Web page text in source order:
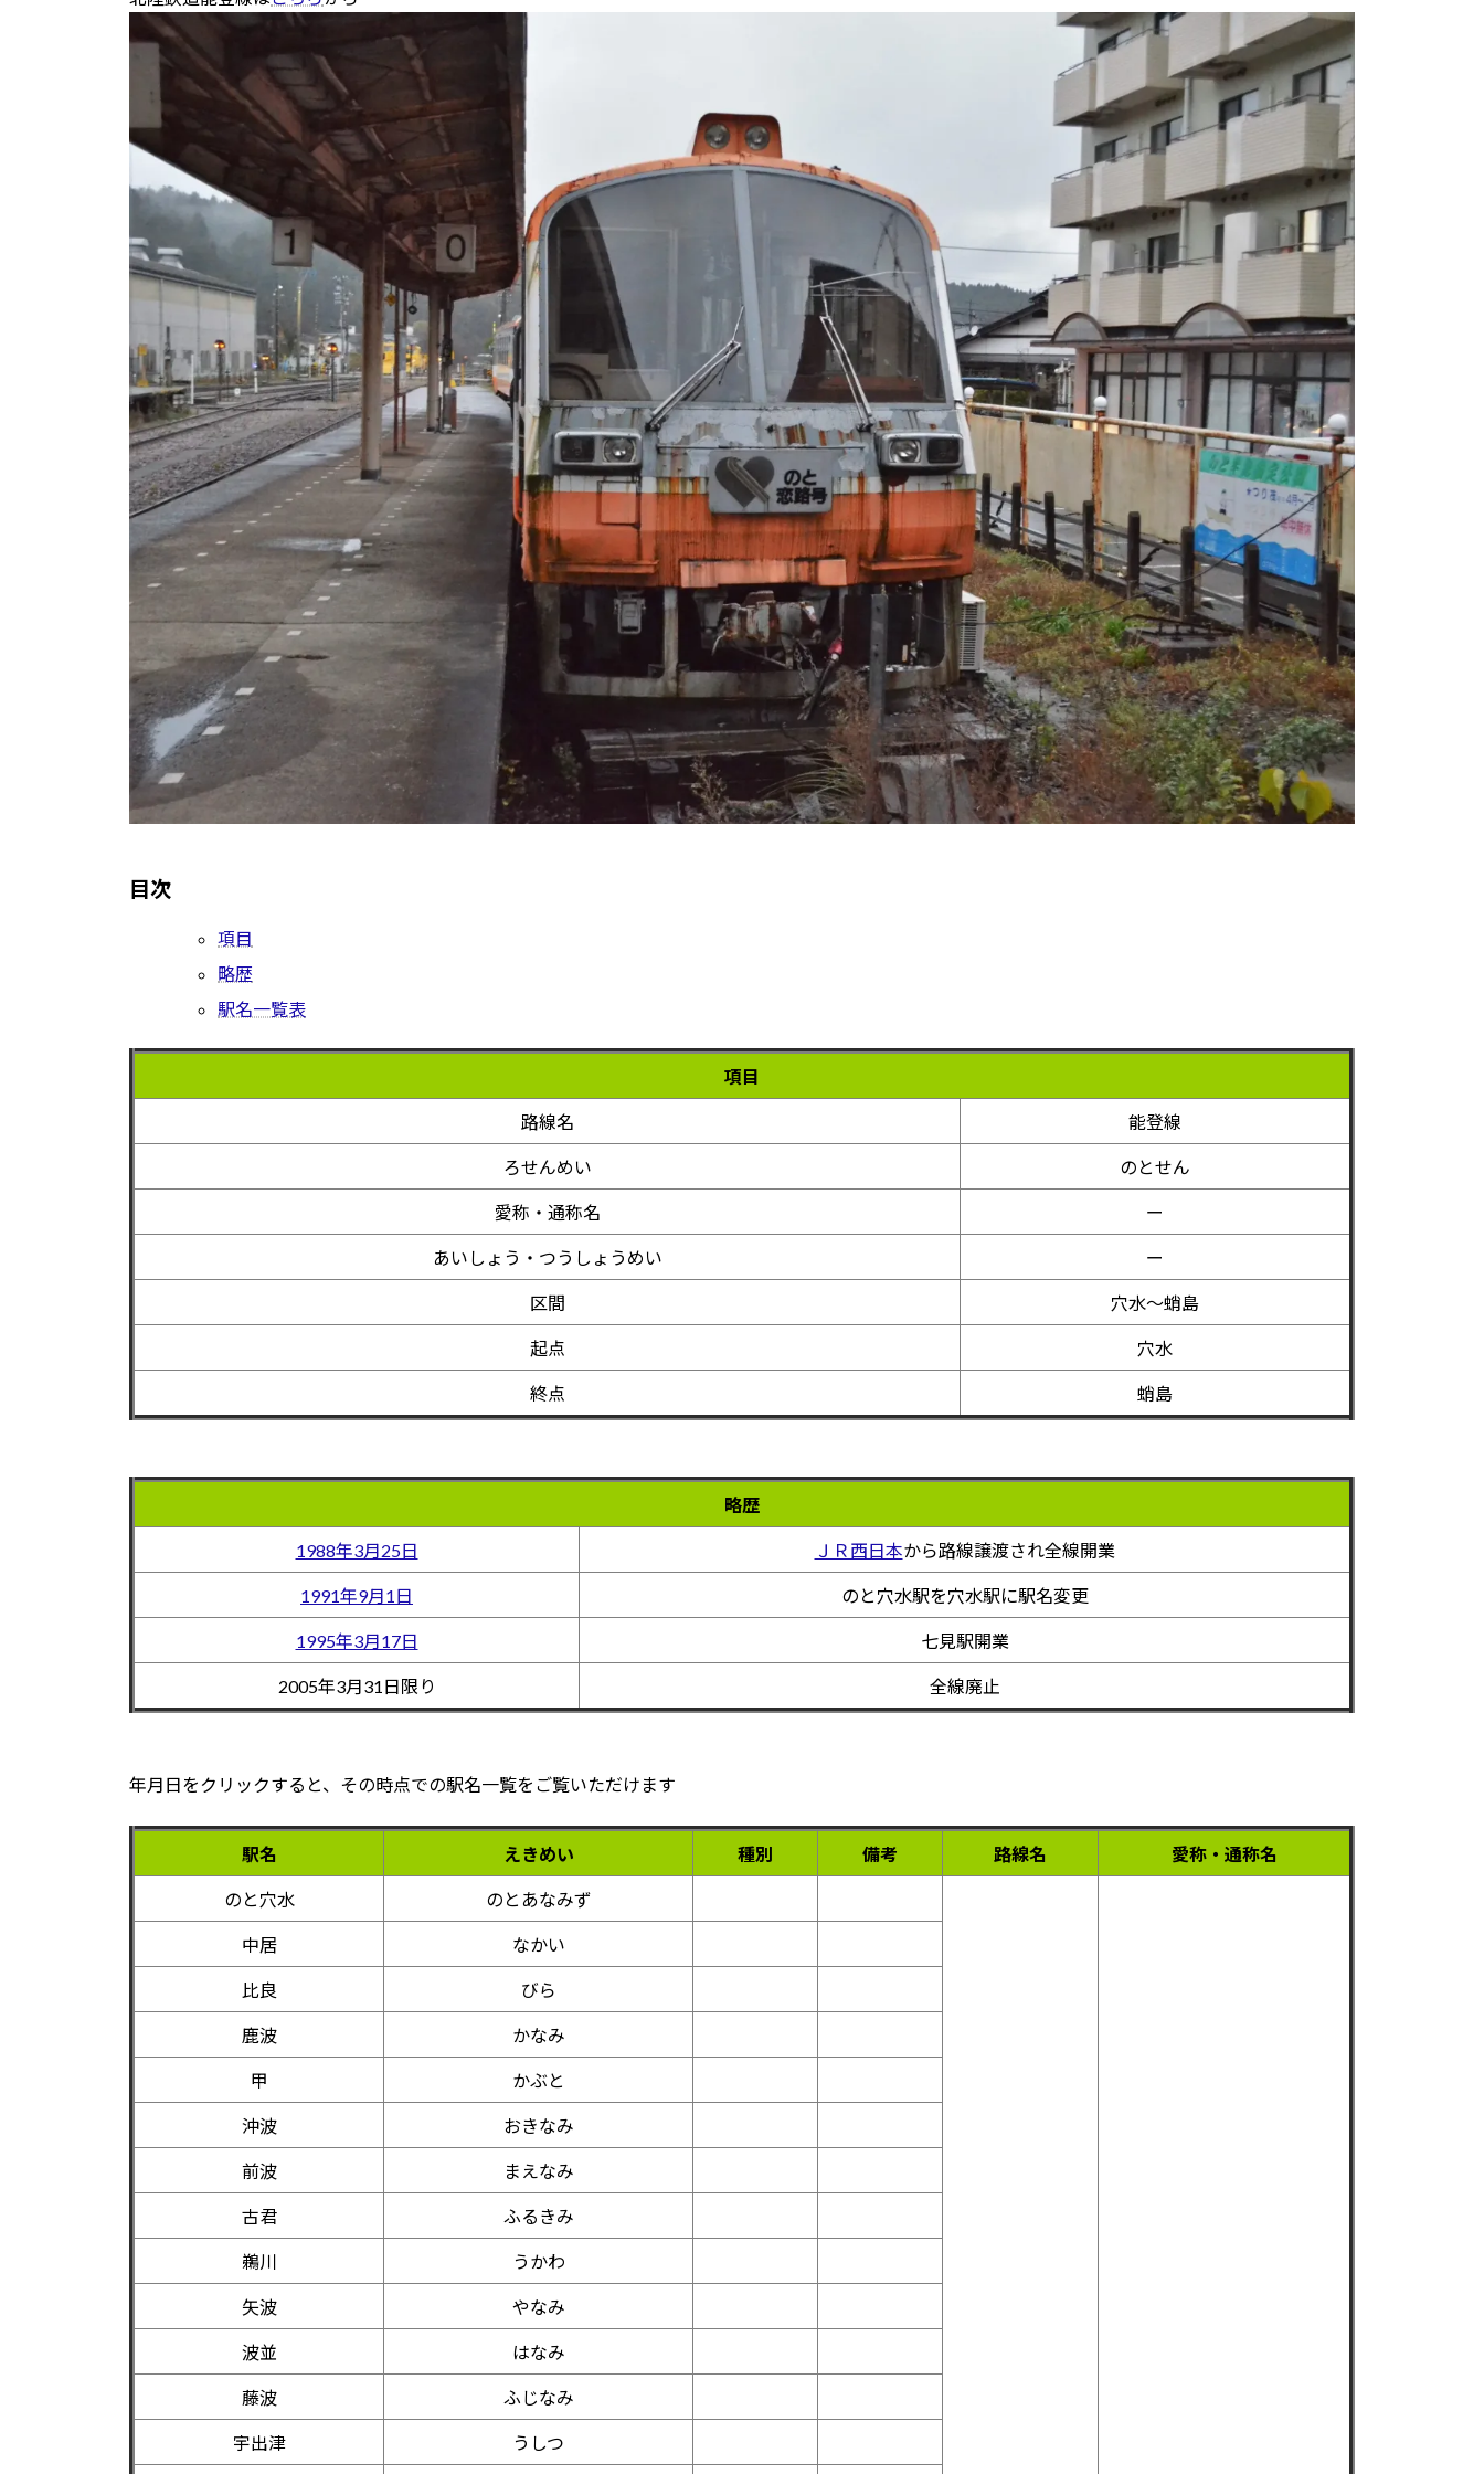
目次
項目
略歴
駅名一覧表
項目
路線名 能登線
ろせんめい のとせん
愛称・通称名 ー
あいしょう・つうしょうめい ー
区間 穴水～蛸島
起点 穴水
終点 蛸島
略歴
1988年3月25日 ＪＲ西日本から路線譲渡され全線開業
1991年9月1日 のと穴水駅を穴水駅に駅名変更
1995年3月17日 七見駅開業
2005年3月31日限り 全線廃止
年月日をクリックすると、その時点での駅名一覧をご覧いただけます
駅名 えきめい 種別 備考 路線名 愛称・通称名
のと穴水 のとあなみず
中居 なかい
比良 びら
鹿波 かなみ
甲 かぶと
沖波 おきなみ
前波 まえなみ
古君 ふるきみ
鵜川 うかわ
矢波 やなみ
波並 はなみ
藤波 ふじなみ
宇出津 うしつ